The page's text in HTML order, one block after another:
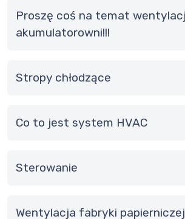
Proszę coś na temat wentylacji
akumulatorowni!!!
Stropy chłodzące
Co to jest system HVAC
sterowanie
Wentylacja fabryki papierniczej